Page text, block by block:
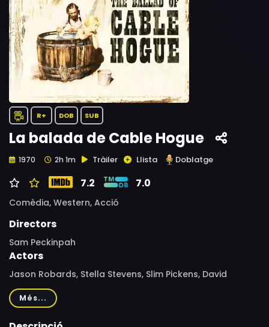
R+ DOB SUB
La balada de Cable Hogue
1970 2h 1m Tràiler Llista Doblatge
7.2 7.0
Comèdia, Western, Acció
Directors
Sam Peckinpah
Actors
Jason Robards, Stella Stevens, Slim Pickens, David
Warner, L.Q. Jones, Strother Martin, R.G. Armstrong, Peter
Whitney, Gene Evans, William Mims, Susan O'Connell,
Vaughn Taylor, Kathleen Freeman, Max Evans, James
Més...